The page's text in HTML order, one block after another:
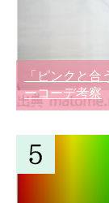
「ピンクと
ーコーデ考察